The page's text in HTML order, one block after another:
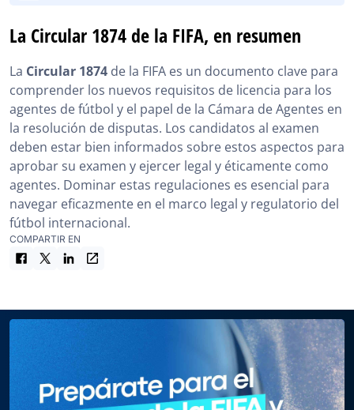
La Circular 1874 de la FIFA, en resumen
La Circular 1874 de la FIFA es un documento clave para
comprender los nuevos requisitos de licencia para los
agentes de fútbol y el papel de la Cámara de Agentes en
la resolución de disputas. Los candidatos al examen
deben estar bien informados sobre estos aspectos para
aprobar su examen y ejercer legal y éticamente como
agentes. Dominar estas regulaciones es esencial para
navegar eficazmente en el marco legal y regulatorio del
fútbol internacional.
COMPARTIR EN